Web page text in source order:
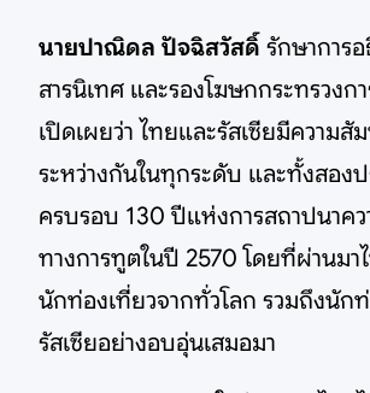
นายปาณิดล ปัจฉิสวัสดิ์ รักษาการ
สารนิเทศ และรองโฆษกกระทรวงก
เปิดเผยว่า ไทยและรัสเซียมีความ
ระหว่างกันในทุกระดับ และทั้งสองป
ครบรอบ 130 ปีแห่งการสถาปนาค
ทางการทูตในปี 2570 โดยที่ผ่านมา
นักท่องเที่ยวจากทั่วโลก รวมถึงนักท่
รัสเซียอย่างอบอุ่นเสมอมา